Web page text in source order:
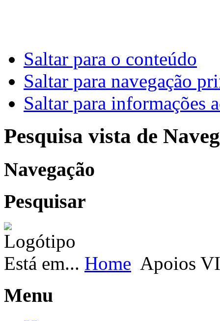
Saltar para o conteúdo
Saltar para navegação
Saltar para informações
Pesquisa vista de
Navegação
Pesquisar
Está em... Home Apoios
Menu